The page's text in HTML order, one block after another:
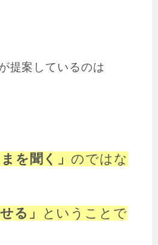
提案しているのは
を聞く」 のではな
る」
ということで